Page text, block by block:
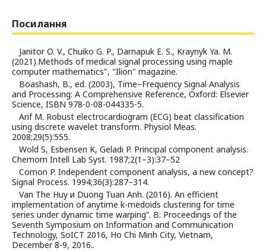
Посилання
Janitor O. V., Chuiko G. P., Darnapuk E. S., Kraynyk Ya. M.
(2021).Methods of medical signal processing using maple
computer mathematics", "Ilion" magazine.
Boashash, B., ed. (2003), Time–Frequency Signal Analysis
and Processing: A Comprehensive Reference, Oxford: Elsevier
Science, ISBN 978-0-08-044335-5.
Arif M. Robust electrocardiogram (ECG) beat classification
using discrete wavelet transform. Physiol Meas.
2008;29(5):555.
Wold S, Esbensen K, Geladi P. Principal component analysis.
Chemom Intell Lab Syst. 1987;2(1–3):37–52
Comon P. Independent component analysis, a new concept?
Signal Process. 1994;36(3):287–314.
Van The Huy и Duong Tuan Anh. (2016). An efficient
implementation of anytime k-medoids clustering for time
series under dynamic time warping”. В: Proceedings of the
Seventh Symposium on Information and Communication
Technology, SoICT 2016, Ho Chi Minh City, Vietnam,
December 8-9, 2016..